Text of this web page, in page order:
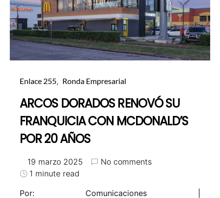
Enlace 255 Ronda Empresarial
ARCOS DORADOS RENOVÓ SU
FRANQUICIA CON MCDONALD’S
POR 20 AÑOS
19 marzo 2025
No comments
1 minute read
Por: Comunicaciones |